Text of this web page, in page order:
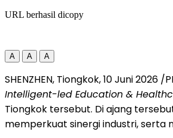
URL berhasil dicopy
A A A
SHENZHEN, Tiongkok, 10 Juni
Intelligent-led Education &
Tiongkok tersebut. Di ajang
memperkuat sinergi industri, serta